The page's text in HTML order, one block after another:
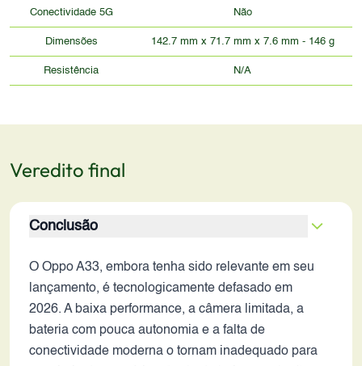
Conectividade 5G Não
Dimensões 142.7 mm x 71.7 mm x 7.6 mm - 146 g
Resistência N/A
Veredito final
Conclusão
O Oppo A33, embora tenha sido relevante em seu
lançamento, é tecnologicamente defasado em
2026. A baixa performance, a câmera limitada, a
bateria com pouca autonomia e a falta de
conectividade moderna o tornam inadequado para